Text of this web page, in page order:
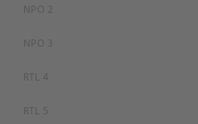
NPO 2
NPO 3
RTL 4
RTL 5